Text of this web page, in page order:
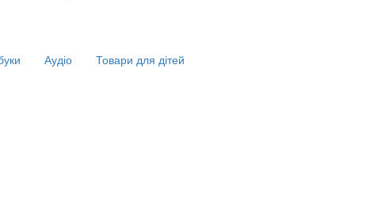
Аудіо Товари для дітей